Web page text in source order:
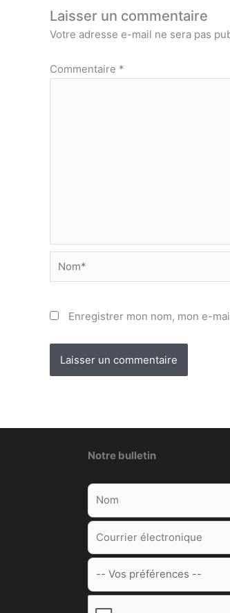
Laisser un commentaire
Votre adresse e-mail ne sera pas
Commentaire *
Nom*
Enregistrer mon nom, mon e-
Notre bulletin